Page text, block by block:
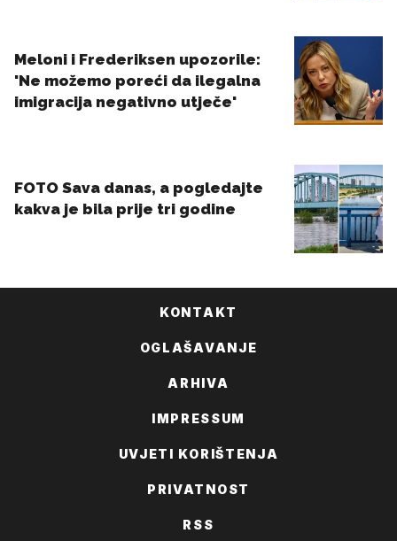
KONTAKT
OGLAŠAVANJE
ARHIVA
IMPRESSUM
UVJETI KORIŠTENJA
PRIVATNOST
RSS